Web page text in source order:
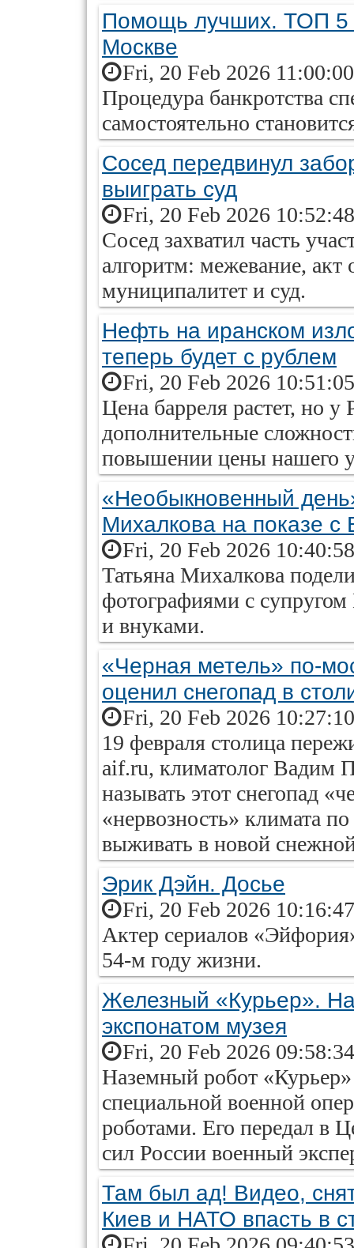
Помощь лучших. ТОП 5
Москве
Fri, 20 Feb 2026
Процедура банкротства
самостоятельно
Сосед передвинул
выиграть суд
Fri, 20 Feb 2026
Сосед захватил часть
алгоритм: межевание, акт
муниципалитет и суд.
Нефть на иранском
теперь будет с рублем
Fri, 20 Feb 2026
Цена барреля растет, но у
дополнительные
повышении цены нашего
«Необыкновенный
Михалкова на показе
Fri, 20 Feb 2026
Татьяна Михалкова
фотографиями с
и внуками.
«Черная метель» по-
оценил снегопад в
Fri, 20 Feb 2026
19 февраля столица
aif.ru, климатолог Вадим
называть этот снегопад
«нервозность» климата
выживать в новой
Эрик Дэйн. Досье
Fri, 20 Feb 2026
Актер сериалов
54-м году жизни.
Железный «Курьер».
экспонатом музея
Fri, 20 Feb 2026
Наземный робот
специальной военной
роботами. Его передал в
сил России военный
Там был ад! Видео,
Киев и НАТО впасть в